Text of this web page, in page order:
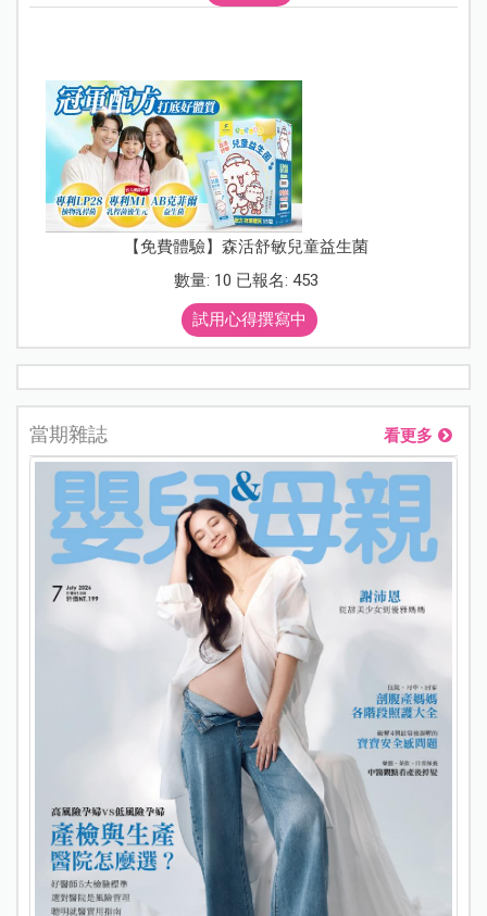
【免費體驗】森活舒敏兒童益生菌
數量: 10 已報名: 453
試用心得撰寫中
當期雜誌 看更多